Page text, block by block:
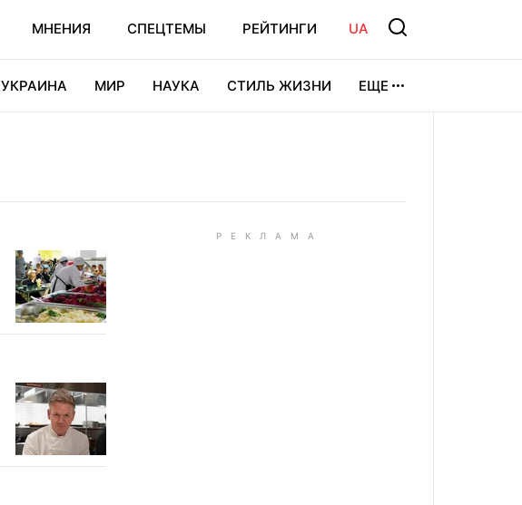
МНЕНИЯ СПЕЦТЕМЫ РЕЙТИНГИ UA
УКРАИНА МИР НАУКА СТИЛЬ ЖИЗНИ ЕЩЕ